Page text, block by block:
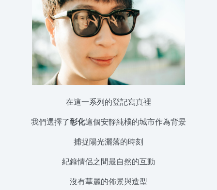
在這一系列的登記寫真裡
我們選擇了彰化這個安靜純樸的城市作為背景
捕捉陽光灑落的時刻
紀錄情侶之間最自然的互動
沒有華麗的佈景與造型